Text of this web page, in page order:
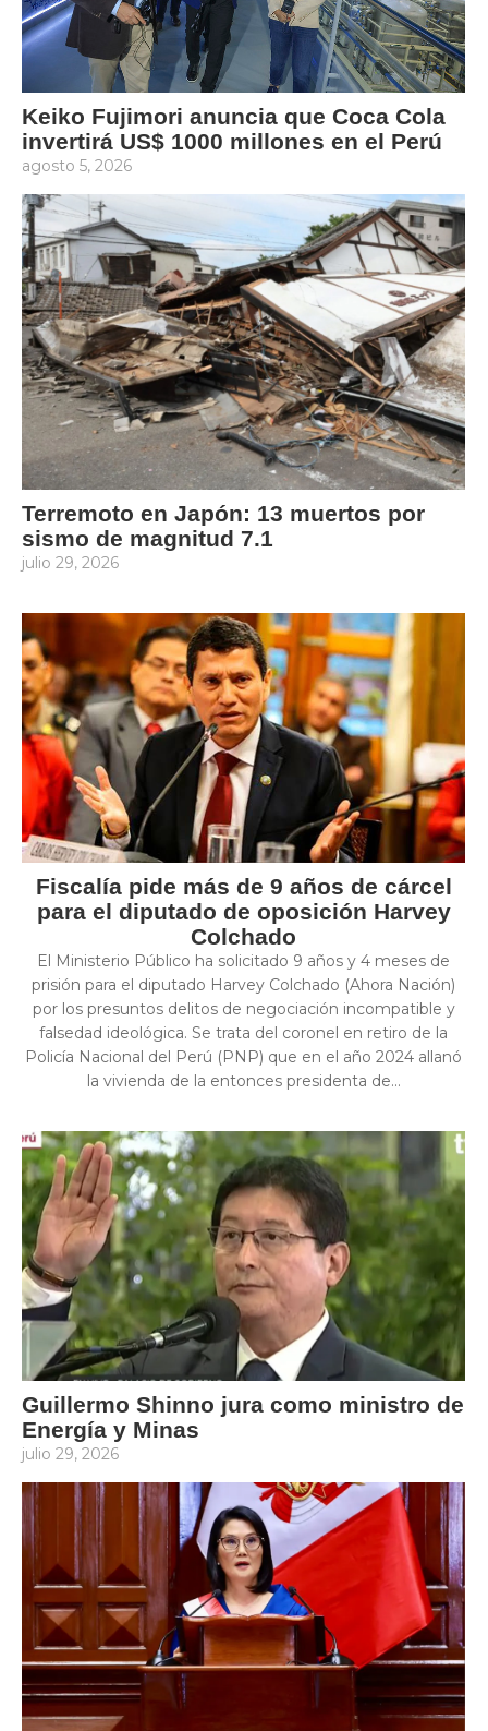
Keiko Fujimori anuncia que Coca Cola
invertirá US$ 1000 millones en el Perú
agosto 5, 2026
Terremoto en Japón: 13 muertos por
sismo de magnitud 7.1
julio 29, 2026
Fiscalía pide más de 9 años de cárcel
para el diputado de oposición Harvey
Colchado
El Ministerio Público ha solicitado 9 años y 4 meses de
prisión para el diputado Harvey Colchado (Ahora Nación)
por los presuntos delitos de negociación incompatible y
falsedad ideológica. Se trata del coronel en retiro de la
Policía Nacional del Perú (PNP) que en el año 2024 allanó
la vivienda de la entonces presidenta de...
Guillermo Shinno jura como ministro de
Energía y Minas
julio 29, 2026